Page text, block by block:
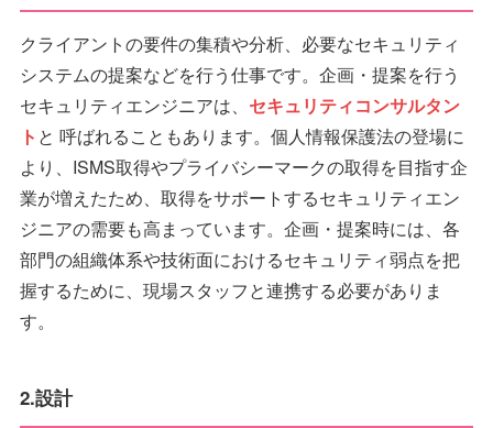
クライアントの要件の集積や分析、必要なセキュリティ
システムの提案などを行う仕事です。企画・提案を行う
セキュリティエンジニアは、 セキュリティコンサルタン
ト と 呼ばれることもあります。個人情報保護法の登場に
より、ISMS取得やプライバシーマークの取得を目指す企
業が増えたため、取得をサポートするセキュリティエン
ジニアの需要も高まっています。企画・提案時には、各
部門の組織体系や技術面におけるセキュリティ弱点を把
握するために、現場スタッフと連携する必要がありま
す。
2.設計